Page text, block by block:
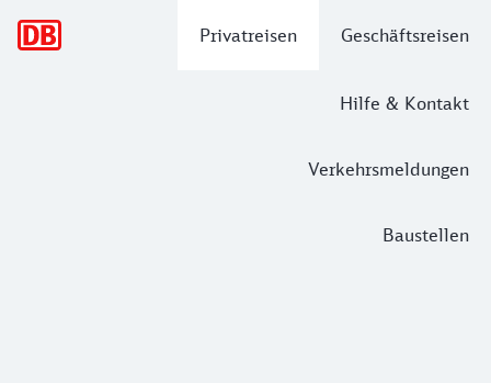
Privatreisen Geschäftsreisen
Hilfe & Kontakt
Verkehrsmeldungen
Baustellen